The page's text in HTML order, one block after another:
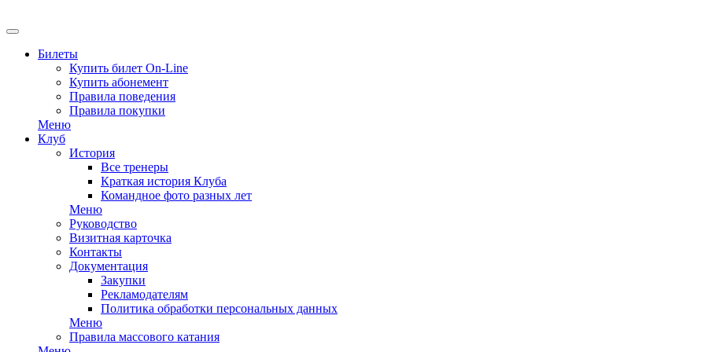
Билеты
Купить билет On-Line
Купить абонемент
Правила поведения
Правила покупки
Меню
Клуб
История
Все тренеры
Краткая история Клуба
Командное фото разных лет
Меню
Руководство
Визитная карточка
Контакты
Документация
Закупки
Рекламодателям
Политика обработки персональных данных
Меню
Правила массового катания